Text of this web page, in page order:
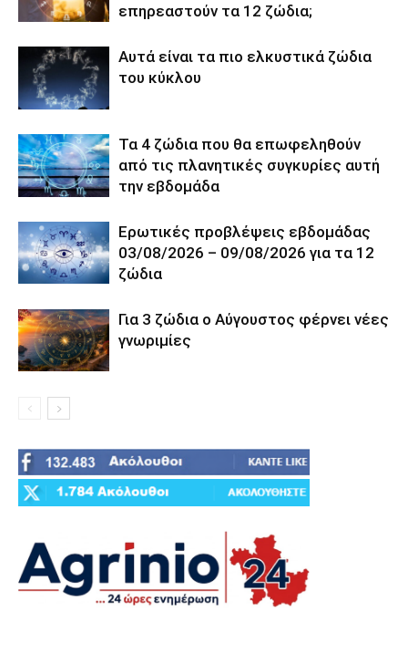
επηρεαστούν τα 12 ζώδια;
Αυτά είναι τα πιο ελκυστικά ζώδια
του κύκλου
Τα 4 ζώδια που θα επωφεληθούν
από τις πλανητικές συγκυρίες αυτή
την εβδομάδα
Ερωτικές προβλέψεις εβδομάδας
03/08/2026 – 09/08/2026 για τα 12
ζώδια
Για 3 ζώδια ο Αύγουστος φέρνει νέες
γνωριμίες